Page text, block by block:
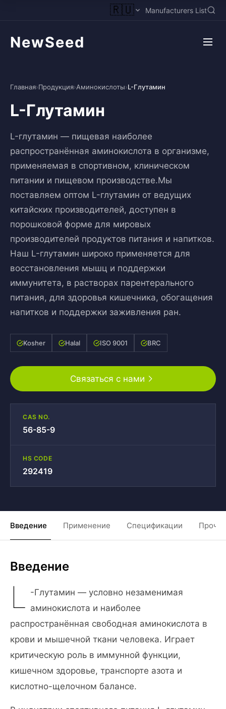
🇷🇺 Manufacturers List
NewSeed
Главная›Продукция›Аминокислоты›L-Глутамин
L-Глутамин
L-глутамин — пищевая наиболее
распространённая аминокислота в организме,
применяемая в спортивном, клиническом
питании и пищевом производстве.Мы
поставляем оптом L-глутамин от ведущих
китайских производителей, доступен в
порошковой форме для мировых
производителей продуктов питания и напитков.
Наш L-глутамин широко применяется для
восстановления мышц и поддержки
иммунитета, в растворах парентерального
питания, для здоровья кишечника, обогащения
напитков и поддержки заживления ран.
Kosher Halal ISO 9001 BRC
Связаться с нами
CAS NO.
56-85-9
HS CODE
292419
Введение Применение Спецификации
Введение
L -Глутамин — условно незаменимая
аминокислота и наиболее
распространённая свободная аминокислота в
крови и мышечной ткани человека. Играет
критическую роль в иммунной функции,
кишечном здоровье, транспорте азота и
кислотно-щелочном балансе.